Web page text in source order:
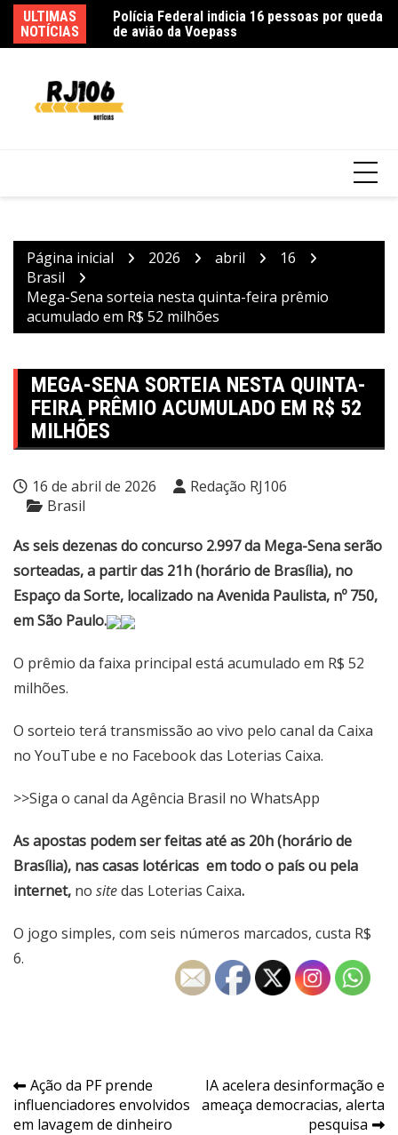
para
o
ULTIMAS
NOTÍCIAS
e município
Polícia Federal indicia 16 pessoas por queda
de avião da Voepass
Página inicial 2026 abril
16
Brasil
Mega-Sena sorteia nesta quinta-feira prêmio
acumulado em R$ 52 milhões
MEGA-SENA SORTEIA NESTA QUINTA-
FEIRA PRÊMIO ACUMULADO EM R$ 52
MILHÕES
16 de abril de 2026
Redação RJ106
Brasil
As seis dezenas do concurso 2.997 da Mega-Sena serão
sorteadas, a partir das 21h (horário de Brasília), no
Espaço da Sorte, localizado na Avenida Paulista, nº 750,
em São Paulo.
O prêmio da faixa principal está acumulado em R$ 52
milhões.
O sorteio terá transmissão ao vivo pelo canal da Caixa
no YouTube e no Facebook das Loterias Caixa.
>>Siga o canal da Agência Brasil no WhatsApp
As apostas podem ser feitas até as 20h (horário de
Brasília), nas casas lotéricas em todo o país ou pela
internet, no sitedas Loterias Caixa.
O jogo simples, com seis números marcados, custa R$
6.
Navegação
de
Ação da PF prende
influenciadores envolvidos
em lavagem de dinheiro
IA acelera desinformação e
ameaça democracias, alerta
pesquisa